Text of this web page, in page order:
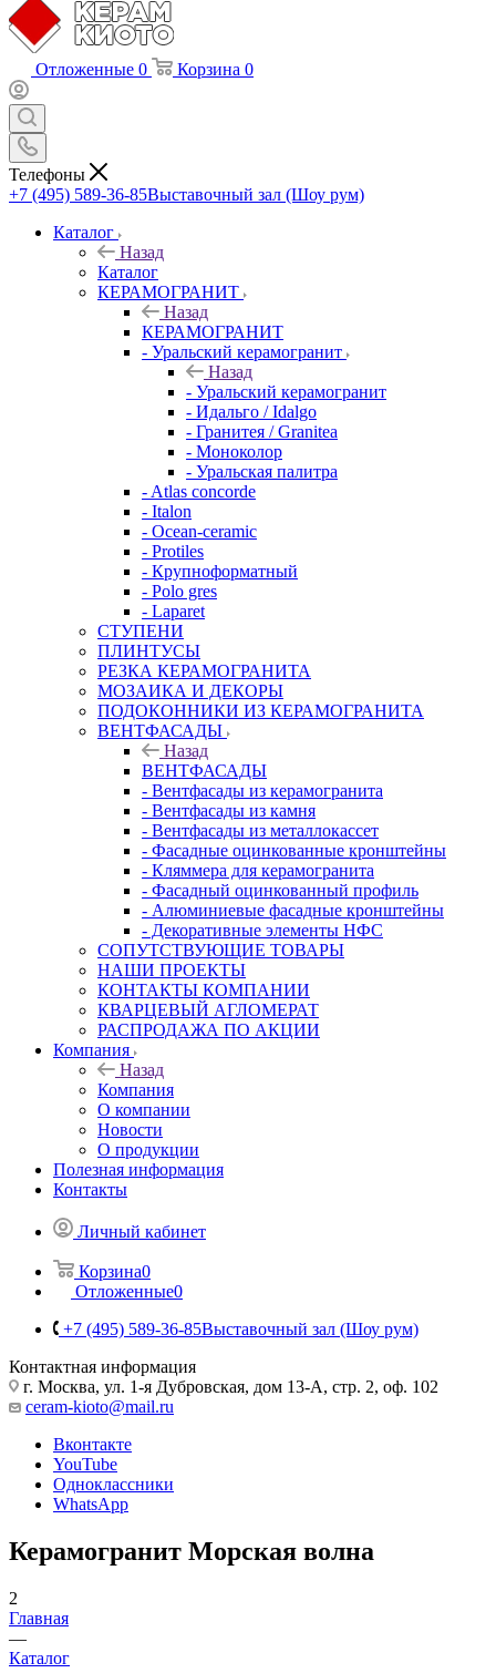
Отложенные 0 Корзина 0
Телефоны
+7 (495) 589-36-85Выставочный зал (Шоу рум)
Каталог
Назад
Каталог
КЕРАМОГРАНИТ
Назад
КЕРАМОГРАНИТ
- Уральский керамогранит
Назад
- Уральский керамогранит
- Идальго / Idalgo
- Гранитея / Granitea
- Моноколор
- Уральская палитра
- Atlas concorde
- Italon
- Ocean-ceramic
- Protiles
- Крупноформатный
- Polo gres
- Laparet
СТУПЕНИ
ПЛИНТУСЫ
РЕЗКА КЕРАМОГРАНИТА
МОЗАИКА И ДЕКОРЫ
ПОДОКОННИКИ ИЗ КЕРАМОГРАНИТА
ВЕНТФАСАДЫ
Назад
ВЕНТФАСАДЫ
- Вентфасады из керамогранита
- Вентфасады из камня
- Вентфасады из металлокассет
- Фасадные оцинкованные кронштейны
- Кляммера для керамогранита
- Фасадный оцинкованный профиль
- Алюминиевые фасадные кронштейны
- Декоративные элементы НФС
СОПУТСТВУЮЩИЕ ТОВАРЫ
НАШИ ПРОЕКТЫ
КОНТАКТЫ КОМПАНИИ
КВАРЦЕВЫЙ АГЛОМЕРАТ
РАСПРОДАЖА ПО АКЦИИ
Компания
Назад
Компания
О компании
Новости
О продукции
Полезная информация
Контакты
Личный кабинет
Корзина0
Отложенные0
+7 (495) 589-36-85Выставочный зал (Шоу рум)
Контактная информация
г. Москва, ул. 1-я Дубровская, дом 13-А, стр. 2, оф. 102
ceram-kioto@mail.ru
Вконтакте
YouTube
Одноклассники
WhatsApp
Керамогранит Морская волна
2
Главная
—
Каталог